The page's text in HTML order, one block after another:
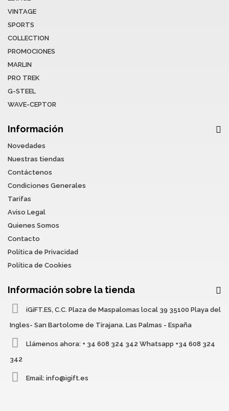
VINTAGE
SPORTS
COLLECTION
PROMOCIONES
MARLIN
PRO TREK
G-STEEL
WAVE-CEPTOR
Información
Novedades
Nuestras tiendas
Contáctenos
Condiciones Generales
Tarifas
Aviso Legal
Quienes Somos
Contacto
Política de Privacidad
Política de Cookies
Información sobre la tienda
iGiFT.ES, C.C. Plaza de Maspalomas local 39 35100 Playa del
Ingles- San Bartolome de Tirajana. Las Palmas - España
Llámenos ahora: + 34 608 324 342 Whatsapp +34 608 324
342
Email: info@igift.es